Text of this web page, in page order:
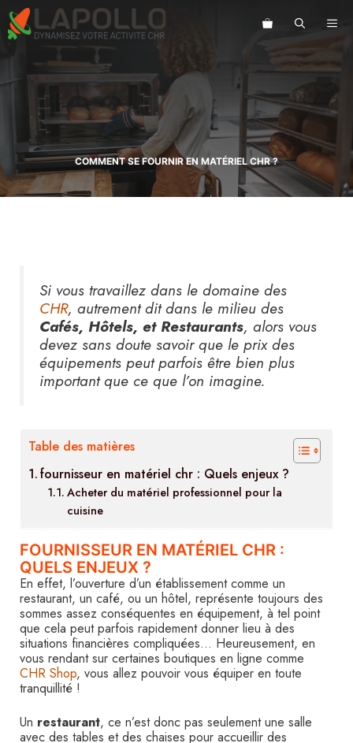
Aller
au
contenu
COMMENT SE FOURNIR EN MATÉRIEL CHR ?
Si vous travaillez dans le domaine des
CHR, autrement dit dans le milieu des
Cafés, Hôtels, et Restaurants, alors vous
devez sans doute savoir que le prix des
équipements peut parfois être bien plus
important que ce que l’on imagine.
Table des matières
fournisseur en matériel chr : Quels enjeux ?
Acheter du matériel professionnel pour la
cuisine
FOURNISSEUR EN MATÉRIEL CHR :
QUELS ENJEUX ?
En effet, l’ouverture d’un établissement comme un
restaurant, un café, ou un hôtel, représente toujours des
sommes assez conséquentes en équipement, à tel point
que cela peut parfois rapidement donner lieu à des
situations financières compliquées… Heureusement, en
vous rendant sur certaines boutiques en ligne comme
CHR Shop, vous allez pouvoir vous équiper en toute
tranquillité !
Un restaurant, ce n’est donc pas seulement une salle
avec des tables et des chaises pour accueillir des